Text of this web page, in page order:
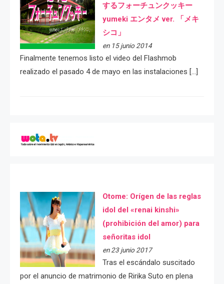
するフォーチュンクッキー
yumeki エンタメ ver. 「メキ
シコ」
en 15 junio 2014
Finalmente tenemos listo el video del Flashmob
realizado el pasado 4 de mayo en las instalaciones […]
Otome: Orígen de las reglas
idol del «renai kinshi»
(prohibición del amor) para
señoritas idol
en 23 junio 2017
Tras el escándalo suscitado
por el anuncio de matrimonio de Ririka Suto en plena